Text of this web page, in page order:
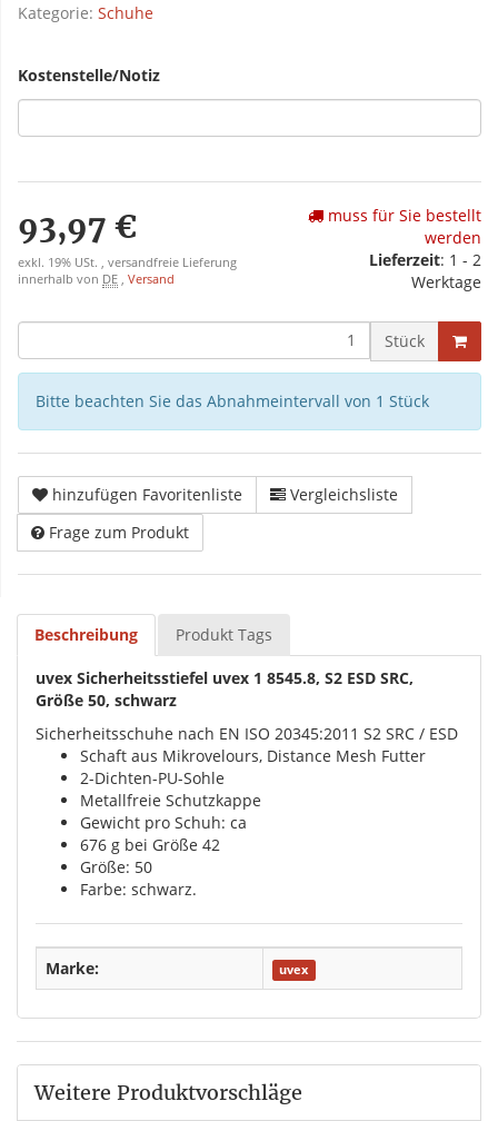
Kategorie: Schuhe
Kostenstelle/Notiz
93,97 €
exkl. 19% USt. , versandfreie Lieferung
innerhalb von DE , Versand
muss für Sie bestellt
werden
Lieferzeit: 1 - 2
Werktage
Stück
Bitte beachten Sie das Abnahmeintervall von 1 Stück
hinzufügen Favoritenliste
Vergleichsliste
Frage zum Produkt
Beschreibung Produkt Tags
uvex Sicherheitsstiefel uvex 1 8545.8, S2 ESD SRC,
Größe 50, schwarz
Sicherheitsschuhe nach EN ISO 20345:2011 S2 SRC / ESD
Schaft aus Mikrovelours, Distance Mesh Futter
2-Dichten-PU-Sohle
Metallfreie Schutzkappe
Gewicht pro Schuh: ca
676 g bei Größe 42
Größe: 50
Farbe: schwarz.
Marke: uvex
Weitere Produktvorschläge